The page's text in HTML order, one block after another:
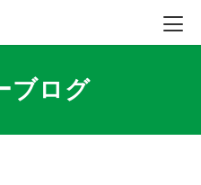
ブログ